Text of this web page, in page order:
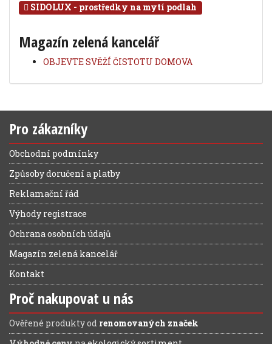
SIDOLUX - prostředky na mytí podlah
Magazín zelená kancelář
OBJEVTE SVĚŽÍ ČISTOTU DOMOVA
Pro zákazníky
Obchodní podmínky
Způsoby doručení a platby
Reklamační řád
Výhody registrace
Ochrana osobních údajů
Magazín zelená kancelář
Kontakt
Proč nakupovat u nás
Ověřené produkty od renomovaných značek